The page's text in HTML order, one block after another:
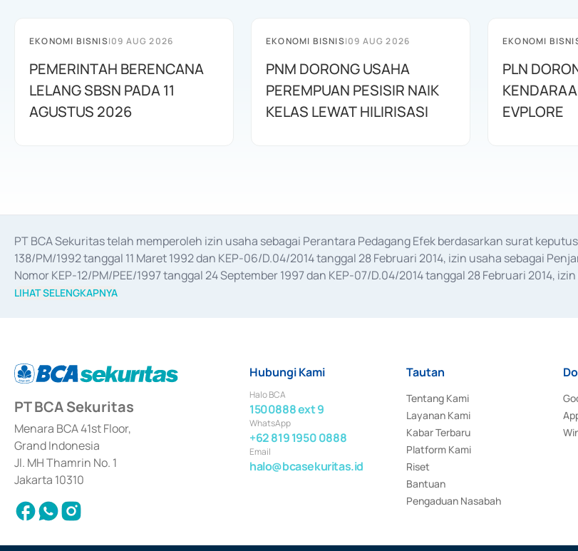
EKONOMI BISNIS|09 AUG 2026
PEMERINTAH BERENCANA
LELANG SBSN PADA 11
AGUSTUS 2026
EKONOMI BISNIS|09 AUG 2026
PNM DORONG USAHA
PEREMPUAN PESISIR NAIK
KELAS LEWAT HILIRISASI
EKONOMI
PLN
EVPLORE
PT BCA Sekuritas telah memperoleh izin usaha sebagai Perantara Pedagang Efek berdasarkan surat
138/PM/1992 tanggal 11 Maret 1992 dan KEP-06/D.04/2014 tanggal 28 Februari 2014, izin usaha sebagai
Nomor KEP-12/PM/PEE/1997 tanggal 24 September 1997 dan KEP-07/D.04/2014 tanggal 28 Februari 2014,
merger, akuisisi, divestasi, dan
LIHAT SELENGKAPNYA
PT BCA Sekuritas
Menara BCA 41st Floor,
Grand Indonesia
Jl. MH Thamrin No. 1
Jakarta 10310
Hubungi Kami
Halo BCA
1500888 ext 9
WhatsApp
+62 819 1950 0888
Email
halo@bcasekuritas.id
Tautan
Tentang Kami
Layanan Kami
Kabar Terbaru
Platform Kami
Riset
Bantuan
Pengaduan Nasabah